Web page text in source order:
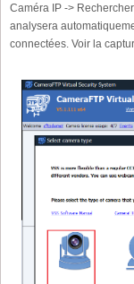
Caméra IP ->
analysera
connectées. Voir la